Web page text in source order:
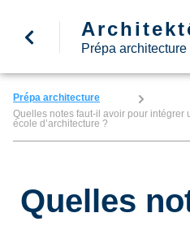
Prépa architecture
Prépa architecture
Quelles notes faut-il avoir pour intégrer
école d’architecture ?
Quelles